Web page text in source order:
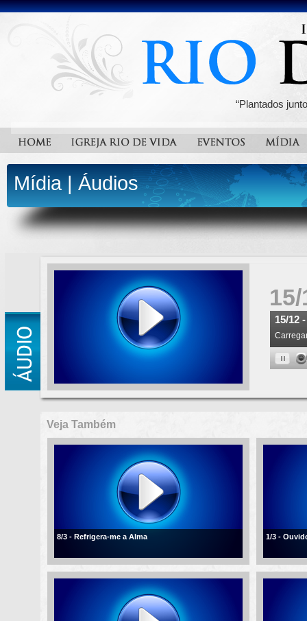
“Plantados
Mídia|Áudios
Veja Também
8/3 - Refrigera-me a Alma 1/3 -